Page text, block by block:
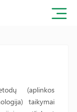
(aplinkos
taikymai